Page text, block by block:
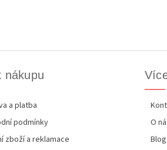
nákupu
a platba
podmínky
zboží a reklamace
O
Blog